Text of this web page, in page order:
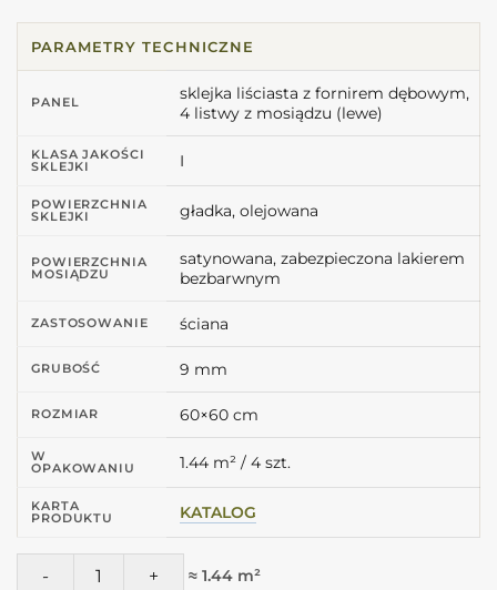
PARAMETRY TECHNICZNE
PANEL
sklejka liściasta z fornirem dębowym,
4 listwy z mosiądzu (lewe)
KLASA JAKOŚCI
SKLEJKI I
POWIERZCHNIA
SKLEJKI gładka, olejowana
POWIERZCHNIA
MOSIĄDZU
satynowana, zabezpieczona lakierem
bezbarwnym
ZASTOSOWANIE ściana
GRUBOŚĆ 9 mm
ROZMIAR 60×60 cm
W
OPAKOWANIU 1.44 m² / 4 szt.
KARTA
PRODUKTU KATALOG
ilość Panel drewniany MODI M4L 4 listwy mosiężne - lewe
≈ 1.44 m²